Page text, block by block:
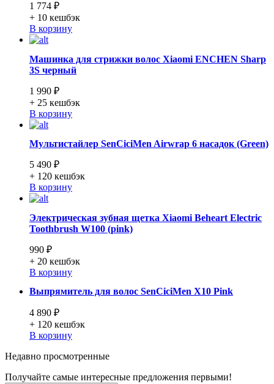
1 774 ₽
+ 10 кешбэк
В корзину
Машинка для стрижки волос Xiaomi ENCHEN Sharp
3S черный
1 990 ₽
+ 25 кешбэк
В корзину
Мультистайлер SenCiciMen Airwrap 6 насадок (Green)
5 490 ₽
+ 120 кешбэк
В корзину
Электрическая зубная щетка Xiaomi Beheart Electric
Toothbrush W100 (pink)
990 ₽
+ 20 кешбэк
В корзину
Выпрямитель для волос SenCiciMen X10 Pink
4 890 ₽
+ 120 кешбэк
В корзину
Недавно просмотренные
Получайте самые интересные предложения первыми!